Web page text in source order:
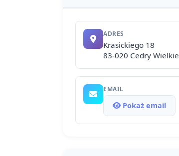
ADRES
Krasickiego 18
83-020 Cedry Wielkie
EMAIL
Pokaż email